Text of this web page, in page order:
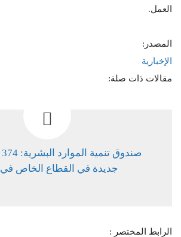
العمل.
المصدر:
الإخبارية
مقالات ذات صلة:
جديدة في القطاع الخاص في 2023
الرابط المختصر :